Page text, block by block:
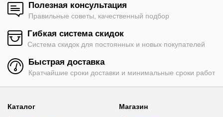
Полезная консультация
Правильные советы, качественный подбор
Гибкая система скидок
Система скидок для постоянных и новых покупателей
Быстрая доставка
Кратчайшие сроки доставки и минимальные сроки работ
Каталог
Магазин